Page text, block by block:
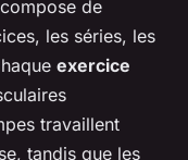
de
les séries, les
exercice
travaillent
tandis que les